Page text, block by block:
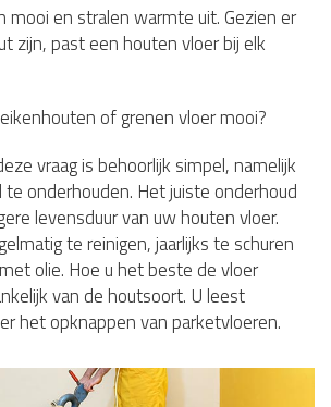
mooi en stralen warmte uit. Gezien er
zijn, past een houten vloer bij elk
of grenen vloer mooi?
vraag is behoorlijk simpel, namelijk
te onderhouden. Het juiste onderhoud
levensduur van uw houten vloer.
te reinigen, jaarlijks te schuren
olie. Hoe u het beste de vloer
van de houtsoort. U leest
het opknappen van parketvloeren.